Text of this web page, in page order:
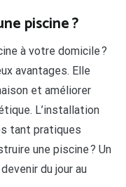
piscine ?
à votre domicile ?
avantages. Elle
et améliorer
L’installation
tant pratiques
une piscine ? Un
du jour au